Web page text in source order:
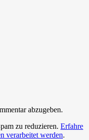
abzugeben.
zu reduzieren. Erfahre
verarbeitet werden.